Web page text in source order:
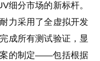
细分市场的新标杆。
力采用了全虚拟开发
成所有测试验证，显
案的制定——包括根据